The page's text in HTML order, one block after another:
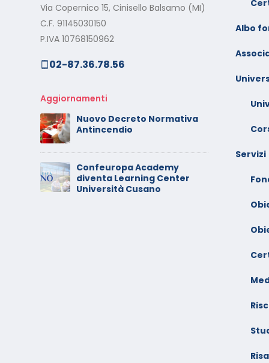
Via Copernico 15, Cinisello Balsamo (MI)
C.F. 91145030150
P.IVA 10768150962
02-87.36.78.56
Aggiornamenti
Nuovo Decreto Normativa
Antincendio
Confeuropa Academy
diventa Learning Center
Università Cusano
Albo
Servizi
Calendario Corsi
Videoconferenza
Settembre – Ottobre 2025
Calendario Corsi